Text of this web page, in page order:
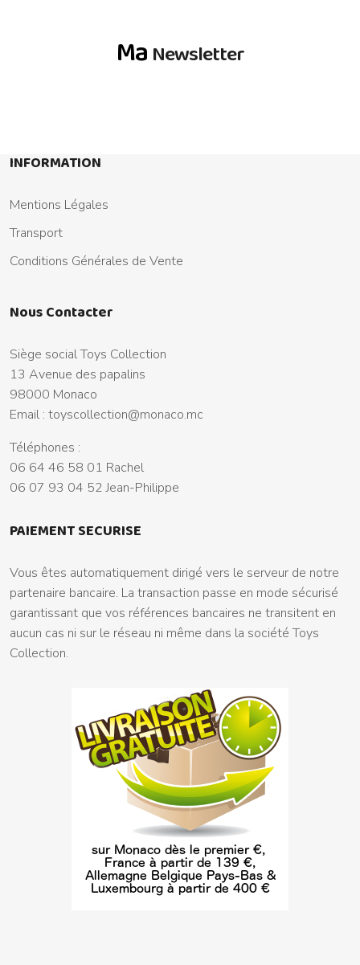
Ma Newsletter
INFORMATION
Mentions Légales
Transport
Conditions Générales de Vente
Nous Contacter
Siège social Toys Collection
13 Avenue des papalins
98000 Monaco
Email : toyscollection@monaco.mc
Téléphones :
06 64 46 58 01 Rachel
06 07 93 04 52 Jean-Philippe
PAIEMENT SECURISE
Vous êtes automatiquement dirigé vers le serveur de notre
partenaire bancaire. La transaction passe en mode sécurisé
garantissant que vos références bancaires ne transitent en
aucun cas ni sur le réseau ni même dans la société Toys
Collection.